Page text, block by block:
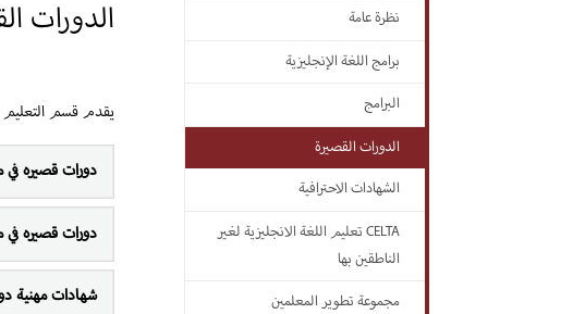
نظرة عامة
برامج اللغة الإنجليزية
البرامج
الدورات القصيرة
الشهادات الاحترافية
CELTA تعليم اللغة الانجليزية لغير
الناطقين بها
مجموعة تطوير المعلمين
الدورات
يقدم قسم التعليم
دورات قصيره في
دورات قصيره في
شهادات مهنية